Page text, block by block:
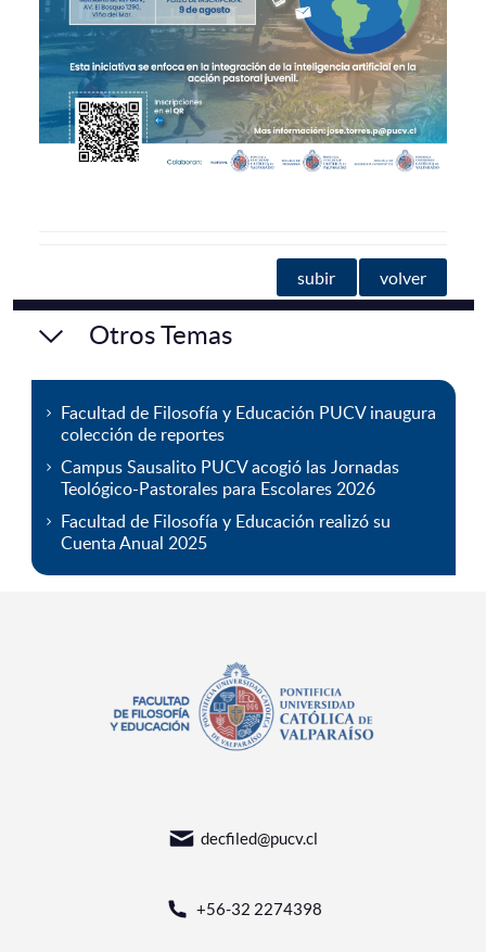
subir volver
Otros Temas
Facultad de Filosofía y Educación PUCV inaugura
colección de reportes
Campus Sausalito PUCV acogió las Jornadas
Teológico-Pastorales para Escolares 2026
Facultad de Filosofía y Educación realizó su
Cuenta Anual 2025
decfiled@pucv.cl
+56-32 2274398